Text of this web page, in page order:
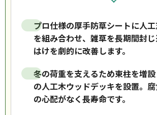
プロ仕様の厚手防草シートに人
を組み合わせ、雑草を長期間封
はけを劇的に改善します。
冬の荷重を支えるため束柱を増
の人工木ウッドデッキを設置。
の心配がなく長寿命です。